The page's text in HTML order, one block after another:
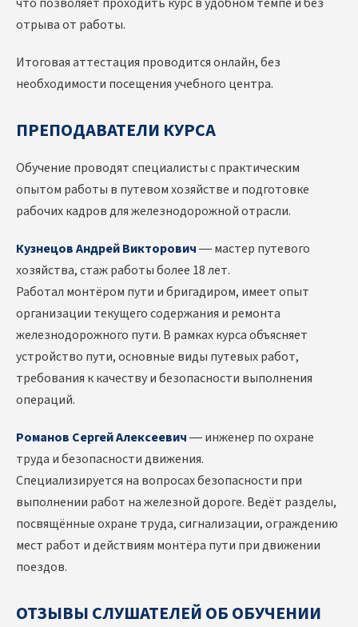
отрыва от работы.
Итоговая аттестация проводится онлайн, без
необходимости посещения учебного центра.
ПРЕПОДАВАТЕЛИ КУРСА
Обучение проводят специалисты с практическим
опытом работы в путевом хозяйстве и подготовке
рабочих кадров для железнодорожной отрасли.
Кузнецов Андрей Викторович— мастер путевого
хозяйства, стаж работы более 18 лет.
Работал монтёром пути и бригадиром, имеет опыт
организации текущего содержания и ремонта
железнодорожного пути. В рамках курса объясняет
устройство пути, основные виды путевых работ,
требования к качеству и безопасности выполнения
операций.
Романов Сергей Алексеевич— инженер по охране
труда и безопасности движения.
Специализируется на вопросах безопасности при
выполнении работ на железной дороге. Ведёт разделы,
посвящённые охране труда, сигнализации, ограждению
мест работ и действиям монтёра пути при движении
поездов.
ОТЗЫВЫ СЛУШАТЕЛЕЙ ОБ ОБУЧЕНИИ